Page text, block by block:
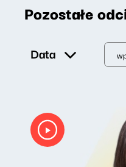
Pozostałe
Data